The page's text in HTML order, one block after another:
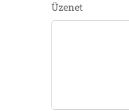
Üzenet